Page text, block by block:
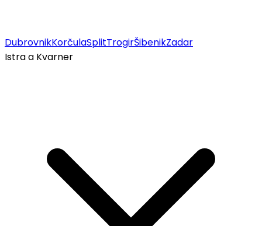
DubrovnikKorčulaSplitTrogirŠibenikZadar
Istra a Kvarner